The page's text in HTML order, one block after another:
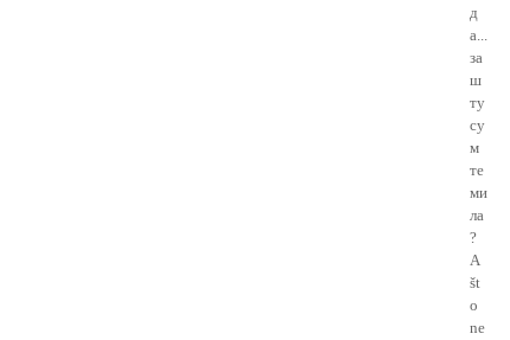
д
а...
за
ш
ту
су
м
те
ми
ла
?
A
št
o
ne